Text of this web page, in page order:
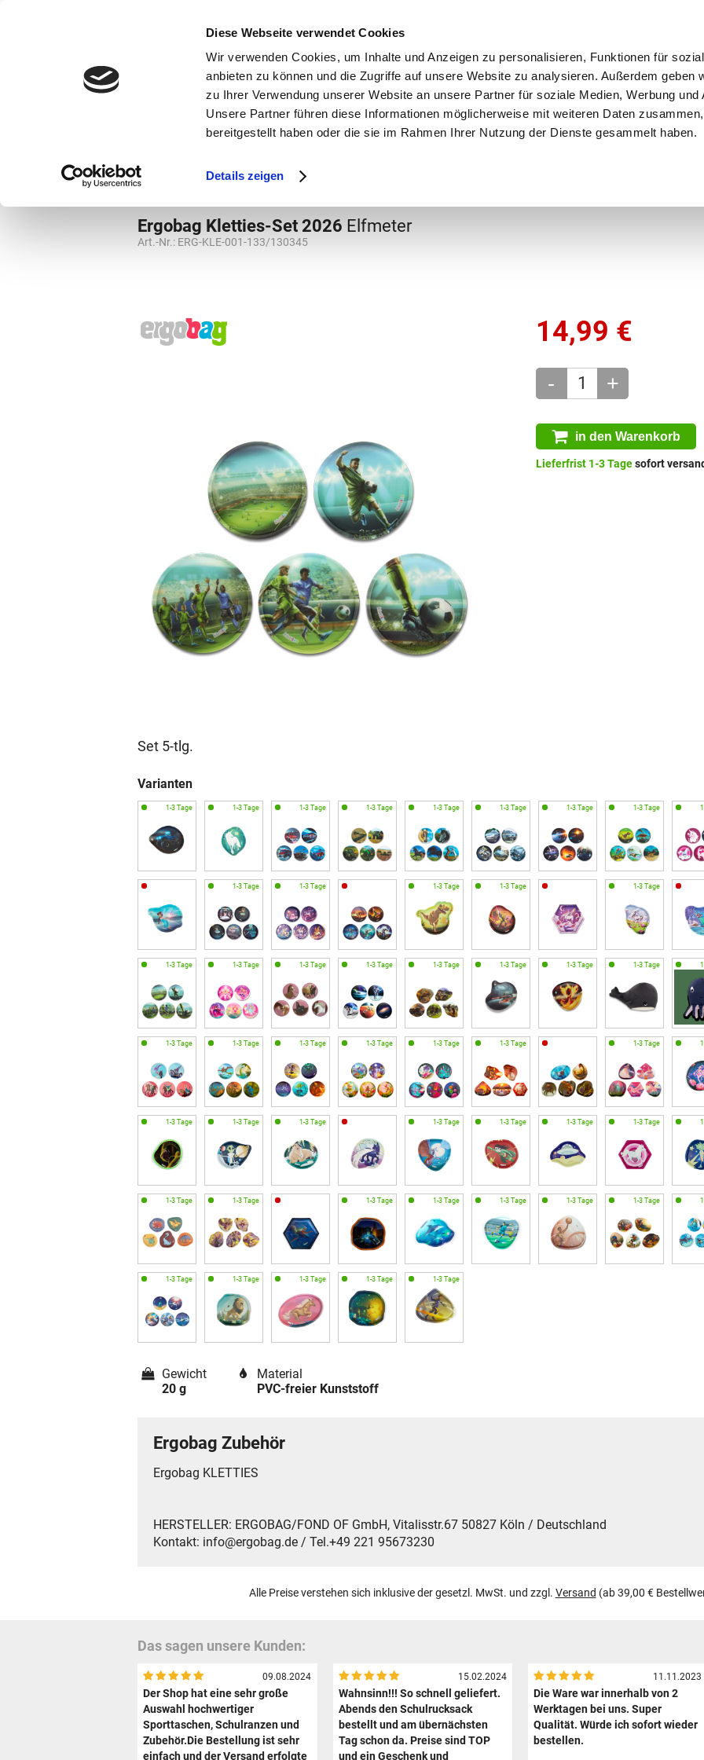
Diese Webseite verwendet Cookies
Wir verwenden Cookies, um Inhalte und Anzeigen zu personalisieren, Funktionen für
anbieten zu können und die Zugriffe auf unsere Website zu analysieren. Außerdem geben
zu Ihrer Verwendung unserer Website an unsere Partner für soziale Medien, Werbung und
Unsere Partner führen diese Informationen möglicherweise mit weiteren Daten
bereitgestellt haben oder die sie im Rahmen Ihrer Nutzung der Dienste gesammelt haben.
Details zeigen
bestellen und ausdrucken
3 x täglich an Werktagen!
Ergobag Kletties-Set 2026 Elfmeter
Art.-Nr.: ERG-KLE-001-133/130345
14,99 €
- +
in den Warenkorb
Lieferfrist 1-3 Tagesofort
Set 5-tlg.
Varianten
Gewicht
20 g
Material
PVC-freier Kunststoff
Ergobag Zubehör
Ergobag KLETTIES
HERSTELLER: ERGOBAG/FOND OF GmbH, Vitalisstr.67 50827 Köln / Deutschland
Kontakt: info@ergobag.de / Tel.+49 221 95673230
Alle Preise verstehen sich inklusive der gesetzl. MwSt. und zzgl. Versand (ab 39,00 €
Das sagen unsere Kunden:
09.08.2024
Der Shop hat eine sehr große
Auswahl hochwertiger
Sporttaschen, Schulranzen und
Zubehör.Die Bestellung ist sehr
einfach und der Versand erfolgte
15.02.2024
Wahnsinn!!! So schnell geliefert.
Abends den Schulrucksack
bestellt und am übernächsten
Tag schon da. Preise sind TOP
und ein Geschenk und
11.11.2023
Die Ware war innerhalb von 2
Werktagen bei uns. Super
Qualität. Würde ich sofort wieder
bestellen.